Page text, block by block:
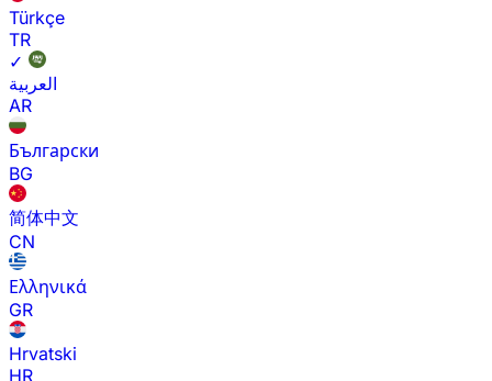
Türkçe
TR
✓
العربية
AR
Български
BG
简体中文
CN
Ελληνικά
GR
Hrvatski
HR